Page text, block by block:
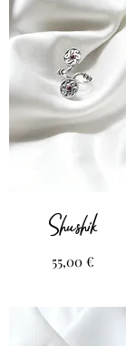
Shushik
Prix
55,00 €